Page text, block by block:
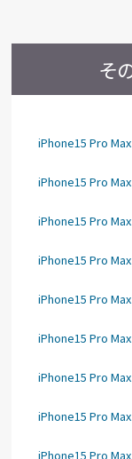
そ
iPhone15 Pro
iPhone15 Pro
iPhone15 Pro
iPhone15 Pro
iPhone15 Pro
iPhone15 Pro
iPhone15 Pro
iPhone15 Pro
iPhone15 Pro